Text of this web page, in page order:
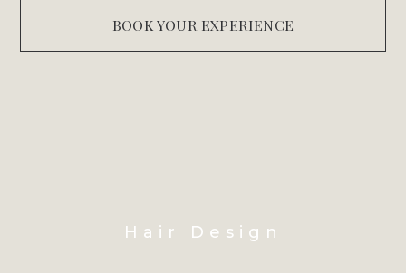
BOOK YOUR EXPERIENCE
Hair Design